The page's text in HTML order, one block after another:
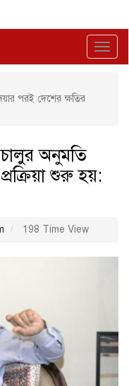
পরই দেশের ক্ষতির
চালুর অনুমতি
শুরু হয়:
198 Time View